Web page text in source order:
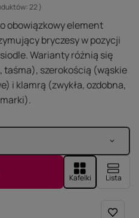
22 )
obowiązkowy element
bryczesy w pozycji
Warianty różnią się
taśma), szerokością (wąskie
i klamrą (zwykła, ozdobna,
Kafelki Lista